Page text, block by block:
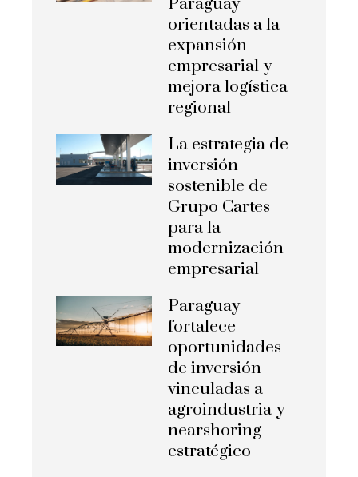
Paraguay
orientadas a la
expansión
empresarial y
mejora logística
regional
La estrategia de
inversión
sostenible de
Grupo Cartes
para la
modernización
empresarial
Paraguay
fortalece
oportunidades
de inversión
vinculadas a
agroindustria y
nearshoring
estratégico